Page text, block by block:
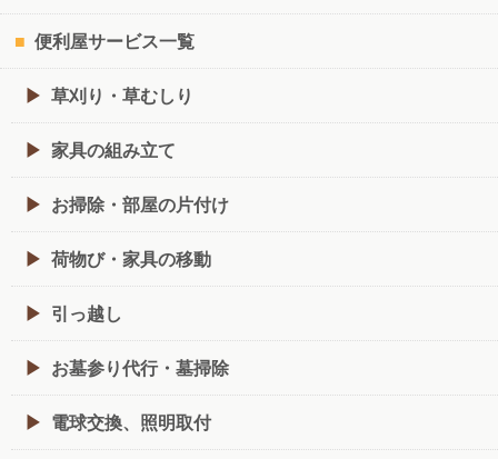
便利屋サービス一覧
草刈り・草むしり
家具の組み立て
お掃除・部屋の片付け
荷物び・家具の移動
引っ越し
お墓参り代行・墓掃除
電球交換、照明取付